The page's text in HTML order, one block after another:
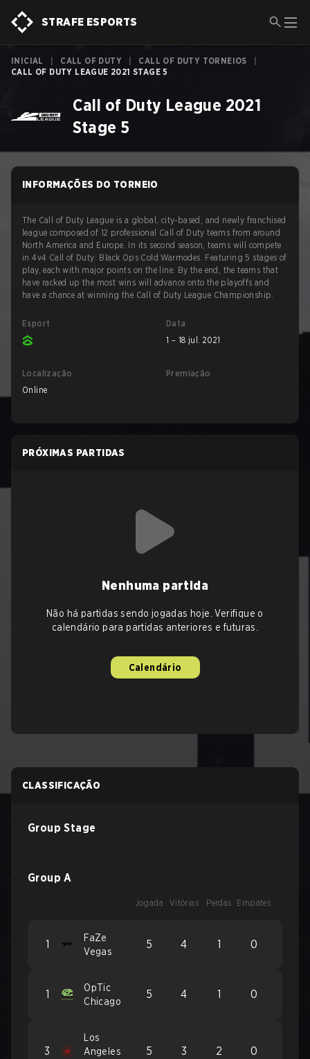
STRAFE ESPORTS
INICIAL CALL OF DUTY CALL OF DUTY TORNEIOS
CALL OF DUTY LEAGUE 2021 STAGE 5
Call of Duty League 2021
Stage 5
INFORMAÇÕES DO TORNEIO
The Call of Duty League is a global, city-based, and newly franchised
league composed of 12 professional Call of Duty teams from around
North America and Europe. In its second season, teams will compete
in 4v4 Call of Duty: Black Ops Cold Warmodes. Featuring 5 stages of
play, each with major points on the line. By the end, the teams that
have racked up the most wins will advance onto the playoffs and
have a chance at winning the Call of Duty League Championship.
Esport
Data
1 – 18 jul. 2021
Localização
Online
Premiação
PRÓXIMAS PARTIDAS
Nenhuma partida
Não há partidas sendo jogadas hoje. Verifique o
calendário para partidas anteriores e futuras.
Calendário
CLASSIFICAÇÃO
Group Stage
Group A
Jogada Vitórias Perdas Empates
1
FaZe
Vegas
5 4 1 0
1
OpTic
Chicago
5 4 1 0
3
Los
Angeles
5 3 2 0